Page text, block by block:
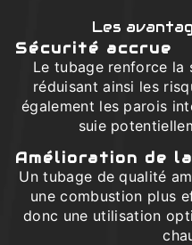
Les
Sécurité accrue
Le tubage renforce la
réduisant ainsi les
également les parois
suie
Amélioration de
Un tubage de qualité
une combustion plus
donc une utilisation